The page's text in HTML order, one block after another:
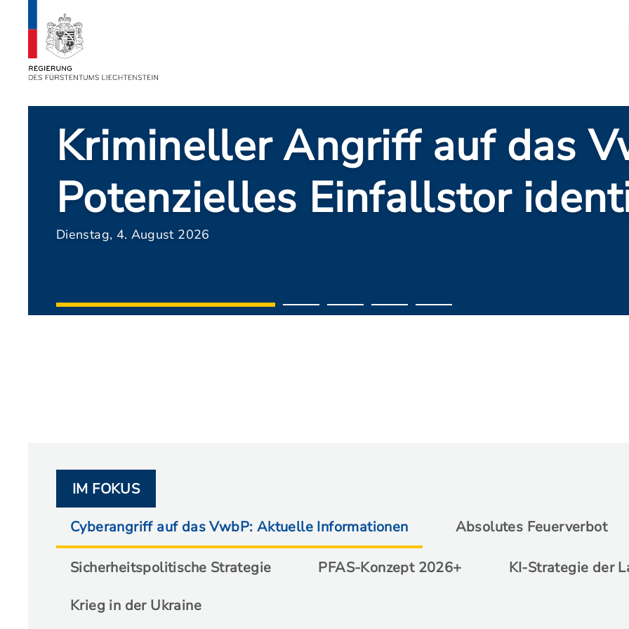
Erste Erkenntnisse: Gezielter
das VwbP
Montag, 3. August 2026
IM FOKUS
Cyberangriff auf das VwbP: Aktuelle Informationen
Absolutes Feuerverbot
Sicherheitspolitische Strategie PFAS-Konzept 2026+
KI-Strategie der
Krieg in der Ukraine